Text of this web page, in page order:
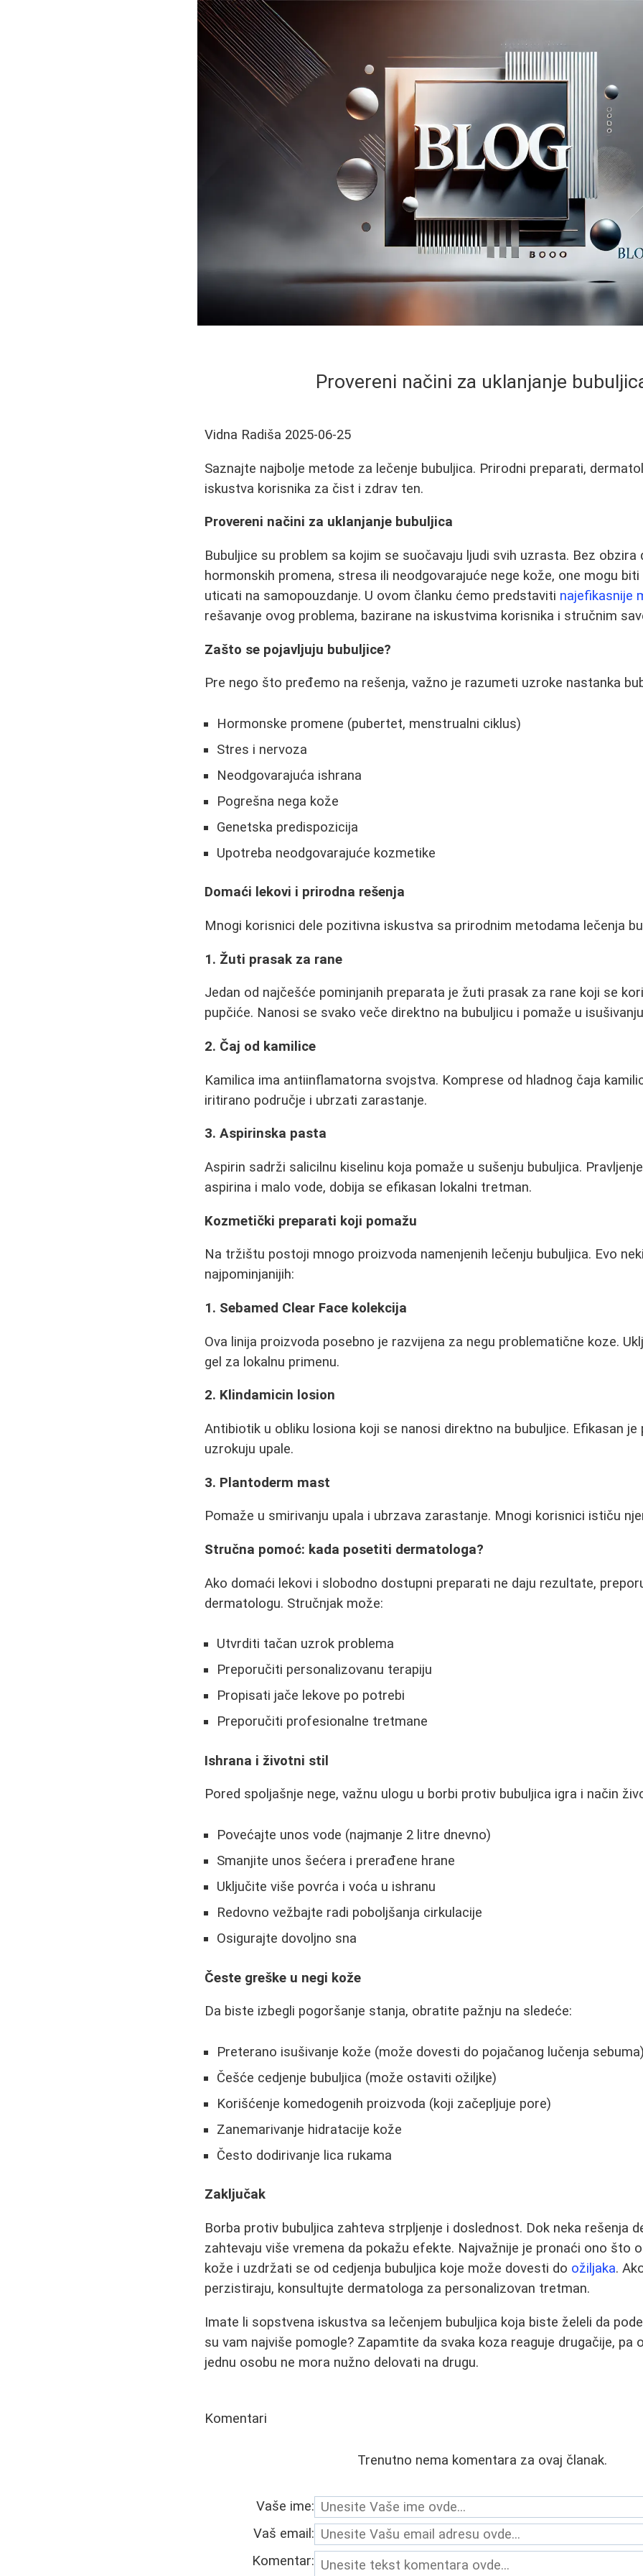
Provereni načini za uklanjanje
Vidna Radiša 2025-06-25
Saznajte najbolje metode za lečenje bubuljica. Prirodni preparati,
iskustva korisnika za čist i zdrav ten.
Provereni načini za uklanjanje bubuljica
Bubuljice su problem sa kojim se suočavaju ljudi svih uzrasta. Bez obzira
hormonskih promena, stresa ili neodgovarajuće nege kože, one mogu
uticati na samopouzdanje. U ovom članku ćemo predstaviti najefikasnije
rešavanje ovog problema, bazirane na iskustvima korisnika i stručnim
Zašto se pojavljuju bubuljice?
Pre nego što pređemo na rešenja, važno je razumeti uzroke nastanka
Hormonske promene (pubertet, menstrualni ciklus)
Stres i nervoza
Neodgovarajuća ishrana
Pogrešna nega kože
Genetska predispozicija
Upotreba neodgovarajuće kozmetike
Domaći lekovi i prirodna rešenja
Mnogi korisnici dele pozitivna iskustva sa prirodnim metodama lečenja
1. Žuti prasak za rane
Jedan od najčešće pominjanih preparata je žuti prasak za rane koji se
pupčiće. Nanosi se svako veče direktno na bubuljicu i pomaže u
2. Čaj od kamilice
Kamilica ima antiinflamatorna svojstva. Komprese od hladnog čaja
iritirano područje i ubrzati zarastanje.
3. Aspirinska pasta
Aspirin sadrži salicilnu kiselinu koja pomaže u sušenju bubuljica.
aspirina i malo vode, dobija se efikasan lokalni tretman.
Kozmetički preparati koji pomažu
Na tržištu postoji mnogo proizvoda namenjenih lečenju bubuljica. Evo
najpominjanijih:
1. Sebamed Clear Face kolekcija
Ova linija proizvoda posebno je razvijena za negu problematične koze.
gel za lokalnu primenu.
2. Klindamicin losion
Antibiotik u obliku losiona koji se nanosi direktno na bubuljice. Efikasan
uzrokuju upale.
3. Plantoderm mast
Pomaže u smirivanju upala i ubrzava zarastanje. Mnogi korisnici ističu
Stručna pomoć: kada posetiti dermatologa?
Ako domaći lekovi i slobodno dostupni preparati ne daju rezultate,
dermatologu. Stručnjak može:
Utvrditi tačan uzrok problema
Preporučiti personalizovanu terapiju
Propisati jače lekove po potrebi
Preporučiti profesionalne tretmane
Ishrana i životni stil
Pored spoljašnje nege, važnu ulogu u borbi protiv bubuljica igra i način
Povećajte unos vode (najmanje 2 litre dnevno)
Smanjite unos šećera i prerađene hrane
Uključite više povrća i voća u ishranu
Redovno vežbajte radi poboljšanja cirkulacije
Osigurajte dovoljno sna
Česte greške u negi kože
Da biste izbegli pogoršanje stanja, obratite pažnju na sledeće:
Preterano isušivanje kože (može dovesti do pojačanog lučenja
Češće cedjenje bubuljica (može ostaviti ožiljke)
Korišćenje komedogenih proizvoda (koji začepljuje pore)
Zanemarivanje hidratacije kože
Često dodirivanje lica rukama
Zaključak
Borba protiv bubuljica zahteva strpljenje i doslednost. Dok neka rešenja
zahtevaju više vremena da pokažu efekte. Najvažnije je pronaći ono što
kože i uzdržati se od cedjenja bubuljica koje može dovesti do ožiljaka.
perzistiraju, konsultujte dermatologa za personalizovan tretman.
Imate li sopstvena iskustva sa lečenjem bubuljica koja biste želeli da
su vam najviše pomogle? Zapamtite da svaka koza reaguje drugačije, pa
jednu osobu ne mora nužno delovati na drugu.
Komentari
Trenutno nema komentara za ovaj članak.
Vaše ime:
Vaš email:
Komentar: